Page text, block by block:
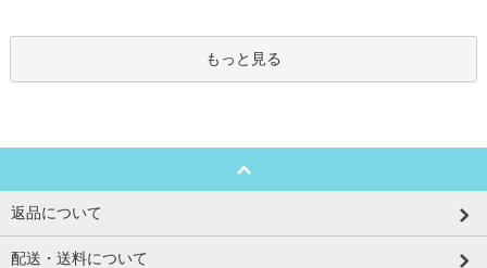
もっと見る
返品について
配送・送料について